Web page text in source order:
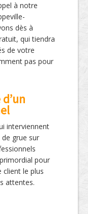
à notre
dès à
qui tiendra
de votre
pas pour
interviennent
grue sur
pour
client le plus
attentes.